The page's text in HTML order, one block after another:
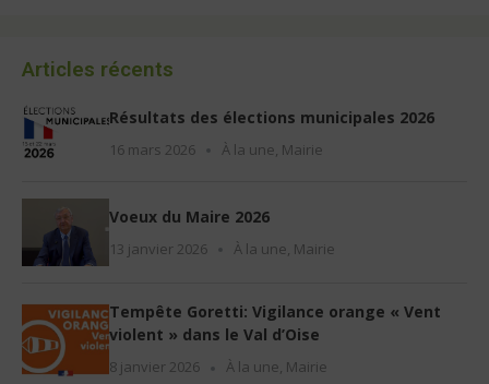
Articles récents
Résultats des élections municipales 2026
16 mars 2026 À la une, Mairie
Voeux du Maire 2026
13 janvier 2026 À la une, Mairie
Tempête Goretti: Vigilance orange « Vent
violent » dans le Val d’Oise
8 janvier 2026 À la une, Mairie